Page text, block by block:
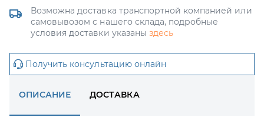
Возможна доставка транспортной компанией или
самовывозом с нашего склада, подробные
условия доставки указаны здесь
Получить консультацию онлайн
ОПИСАНИЕ ДОСТАВКА